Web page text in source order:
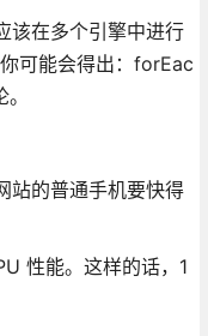
该在多个引擎中进行
可能会得出：forEac
站的普通手机要快得
性能。这样的话，1